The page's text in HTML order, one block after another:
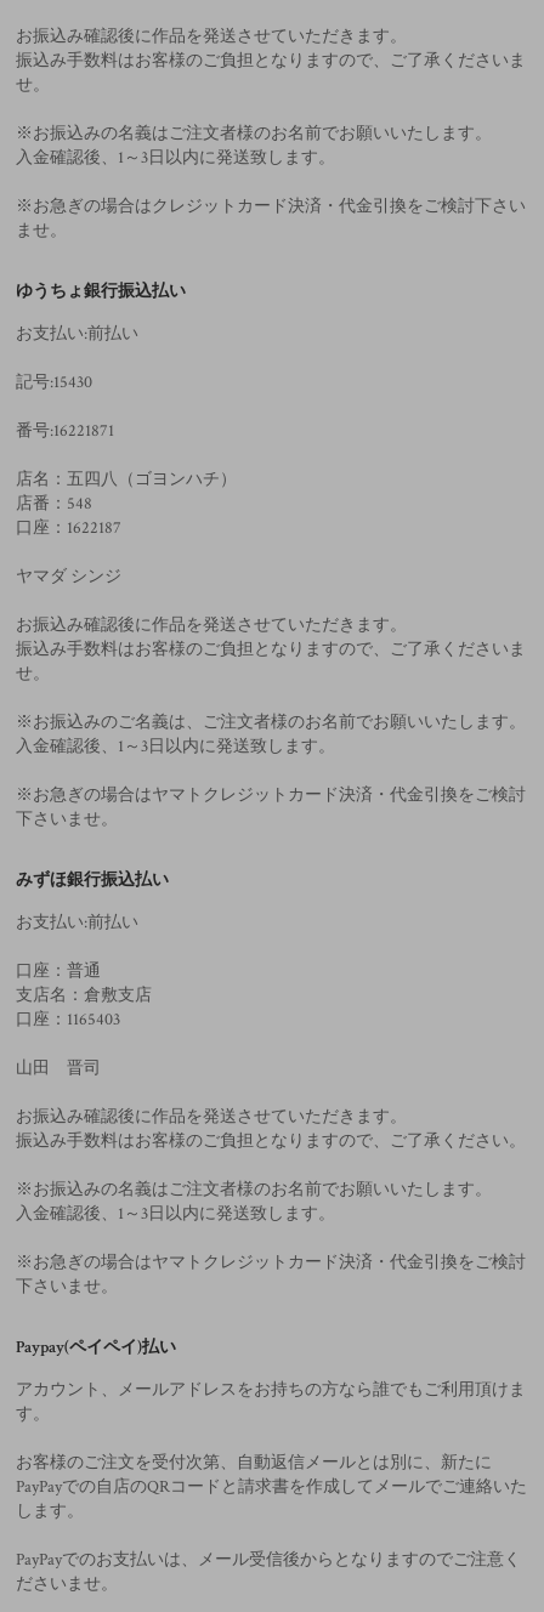
お振込み確認後に作品を発送させていただきます。
振込み手数料はお客様のご負担となりますので、ご了承くださいま
せ。
※お振込みの名義はご注文者様のお名前でお願いいたします。
入金確認後、1～3日以内に発送致します。
※お急ぎの場合はクレジットカード決済・代金引換をご検討下さい
ませ。
ゆうちょ銀行振込払い
お支払い:前払い
記号:15430
番号:16221871
店名：五四八（ゴヨンハチ）
店番：548
口座：1622187
ヤマダ シンジ
お振込み確認後に作品を発送させていただきます。
振込み手数料はお客様のご負担となりますので、ご了承くださいま
せ。
※お振込みのご名義は、ご注文者様のお名前でお願いいたします。
入金確認後、1～3日以内に発送致します。
※お急ぎの場合はヤマトクレジットカード決済・代金引換をご検討
下さいませ。
みずほ銀行振込払い
お支払い:前払い
口座：普通
支店名：倉敷支店
口座：1165403
山田 晋司
お振込み確認後に作品を発送させていただきます。
振込み手数料はお客様のご負担となりますので、ご了承ください。
※お振込みの名義はご注文者様のお名前でお願いいたします。
入金確認後、1～3日以内に発送致します。
※お急ぎの場合はヤマトクレジットカード決済・代金引換をご検討
下さいませ。
Paypay(ペイペイ)払い
アカウント、メールアドレスをお持ちの方なら誰でもご利用頂けま
す。
お客様のご注文を受付次第、自動返信メールとは別に、新たに
PayPayでの自店のQRコードと請求書を作成してメールでご連絡いた
します。
PayPayでのお支払いは、メール受信後からとなりますのでご注意く
ださいませ。